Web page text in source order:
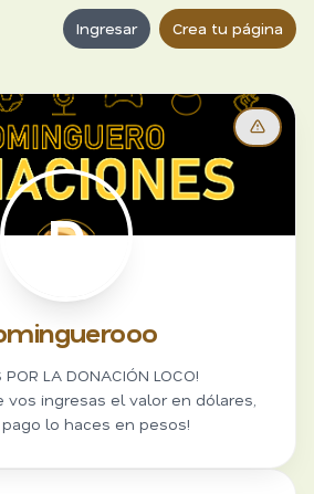
Ingresar Crea tu página
D
POR LA DONACIÓN LOCO!
vos ingresas el valor en dólares,
lo haces en pesos!